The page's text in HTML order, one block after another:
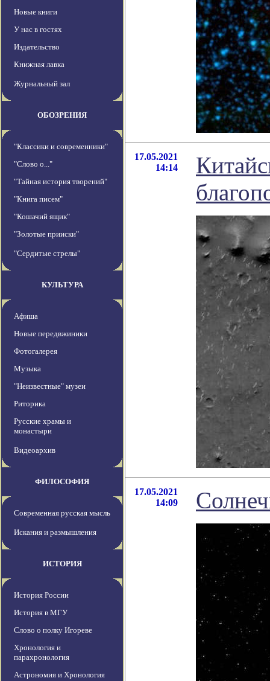
Новые книги
У нас в гостях
Издательство
Книжная лавка
Журнальный зал
ОБОЗРЕНИЯ
"Классики и современники"
"Слово о..."
"Тайная история творений"
"Книга писем"
"Кошачий ящик"
"Золотые прииски"
"Сердитые стрелы"
КУЛЬТУРА
Афиша
Новые передвжиники
Фотогалерея
Музыка
"Неизвестные" музеи
Риторика
Русские храмы и
монастыри
Видеоархив
ФИЛОСОФИЯ
Современная русская мысль
Искания и размышления
ИСТОРИЯ
История России
История в МГУ
Слово о полку Игореве
Хронология и
парахронология
Астрономия и Хронология
17.05.2021
14:14
17.05.2021
14:09